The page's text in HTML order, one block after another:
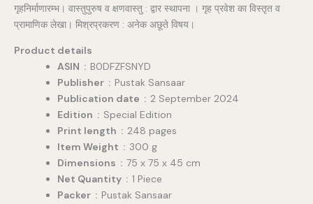
गृहनिर्माणारम्भ। वास्तुपुरुष व क्षणवास्तु : द्वार स्थापना । गृह प्रवेश का विस्तृत व
प्रामाणिक लेखा। मिश्रप्रकरण : अनेक अछूते विषय।
Product details
ASIN ‏ : ‎ B0DFZFSNYD
Publisher ‏ : ‎ Pustak Sansaar
Publication date ‏ : ‎ 2 September 2024
Edition ‏ : ‎ Special Edition
Print length ‏ : ‎ 248 pages
Item Weight ‏ : ‎ 300 g
Dimensions ‏ : ‎ 75 x 75 x 45 cm
Net Quantity ‏ : ‎ 1 Piece
Packer ‏ : ‎ Pustak Sansaar